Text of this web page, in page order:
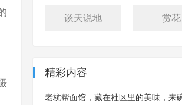
谈天说地 赏花
精彩内容
老杭帮面馆，藏在社区里的美味，来